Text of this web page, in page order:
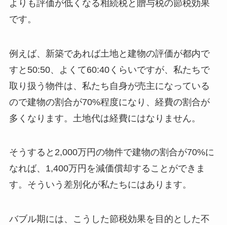
よりも評価が低くなる相続税と贈与税の節税効果
です。
例えば、新築であれば土地と建物の評価が都内で
すと50:50、よくて60:40くらいですが、私たちで
取り扱う物件は、私たち自身が売主になっている
ので建物の割合が70%程度になり、経費の割合が
多くなります。土地代は経費にはなりません。
そうすると2,000万円の物件で建物の割合が70%に
なれば、1,400万円を減価償却することができま
す。そういう差別化が私たちにはあります。
バブル期には、こうした節税効果を目的とした不